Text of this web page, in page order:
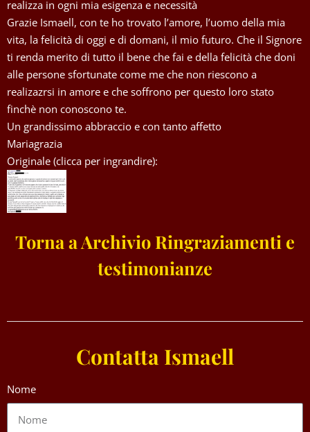
realizza in ogni mia esigenza e necessità
Grazie Ismaell, con te ho trovato l’amore, l’uomo della mia
vita, la felicità di oggi e di domani, il mio futuro. Che il Signore
ti renda merito di tutto il bene che fai e della felicità che doni
alle persone sfortunate come me che non riescono a
realizazrsi in amore e che soffrono per questo loro stato
finchè non conoscono te.
Un grandissimo abbraccio e con tanto affetto
Mariagrazia
Originale (clicca per ingrandire):
Torna a Archivio Ringraziamenti e
testimonianze
Contatta Ismaell
Nome